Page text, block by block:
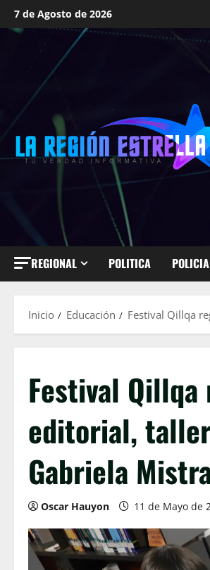
Saltar
al
7 de Agosto de 2026
REGIONAL POLITICA
Inicio Educación Festival Qillqa
Festival
editorial,
Gabriela
Oscar Hauyon 11 de Mayo de